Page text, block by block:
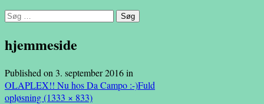
Søg
hjemmeside
Published on 3. september 2016in
OLAPLEX!! Nu hos Da Campo :-)Fuld
opløsning (1333 × 833)